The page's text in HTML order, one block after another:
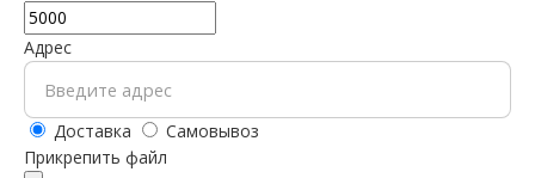
Адрес
Доставка
Самовывоз
Прикрепить файл